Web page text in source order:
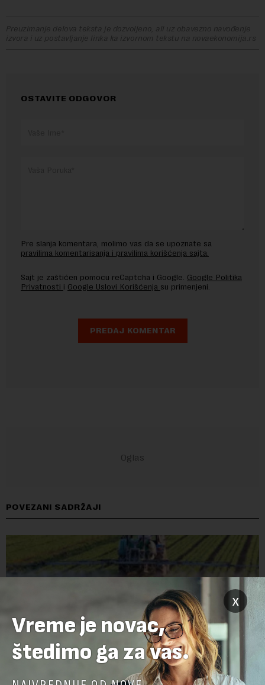
Preuzimanje delova teksta je dozvoljeno, ali uz obavezno navođenje
izvora i uz postavljanje linka ka izvornom tekstu na novaekonomija.rs
OSTAVITE ODGOVOR
Pre slanja komentara, molimo vas da se upoznate sa
pravilima komentarisanja i pravilima korišćenja sajta.
Sajt je zaštićen pomocu reCaptcha i Google. Google Politika
Privatnosti i Google Uslovi Korišćenja su primenjeni.
POVEZANI SADRŽAJI
x
Vreme je novac,
štedimo ga za vas.